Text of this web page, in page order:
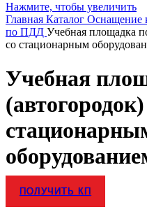
Нажмите, чтобы увеличить
Главная Каталог Оснащение
по ПДД Учебная площадка
со стационарным
Учебная
ПОЛУЧИТЬ КП